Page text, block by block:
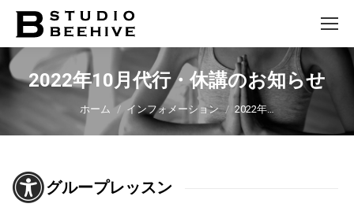
2022年10月代行・休講のお知らせ
You are here:ホーム インフォメーション 2022年…
グループレッスン